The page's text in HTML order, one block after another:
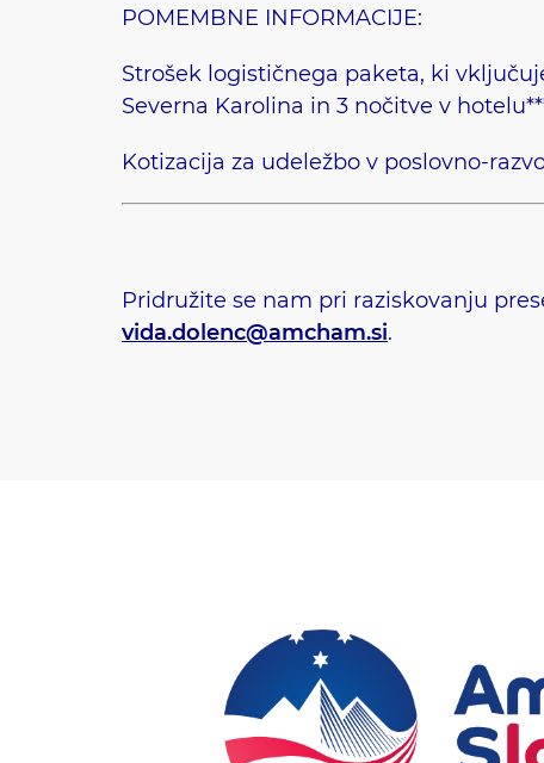
POMEMBNE INFORMACIJE:
Strošek logističnega paketa, ki
Severna Karolina in 3 nočitve v
Kotizacija za udeležbo v poslovno-
Pridružite se nam pri raziskovanju
vida.dolenc@amcham.si.